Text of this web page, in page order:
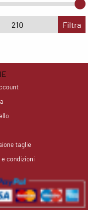
Filtra
taglie
e condizioni